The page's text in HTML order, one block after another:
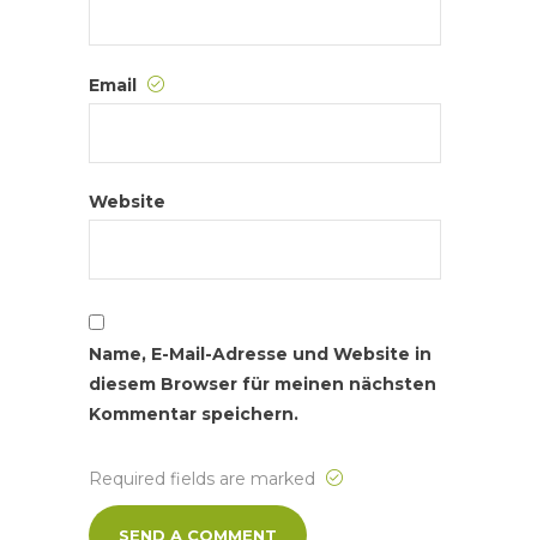
Email
Website
Name, E-Mail-Adresse und Website in
diesem Browser für meinen nächsten
Kommentar speichern.
Required fields are marked